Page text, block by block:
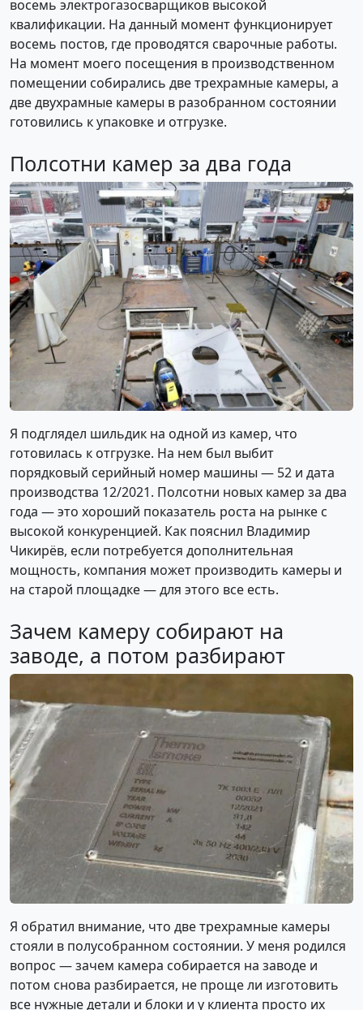
восемь электрогазосварщиков высокой
квалификации. На данный момент функционирует
восемь постов, где проводятся сварочные работы.
На момент моего посещения в производственном
помещении собирались две трехрамные камеры, а
две двухрамные камеры в разобранном состоянии
готовились к упаковке и отгрузке.
Полсотни камер за два года
Я подглядел шильдик на одной из камер, что
готовилась к отгрузке. На нем был выбит
порядковый серийный номер машины — 52 и дата
производства 12/2021. Полсотни новых камер за два
года — это хороший показатель роста на рынке с
высокой конкуренцией. Как пояснил Владимир
Чикирёв, если потребуется дополнительная
мощность, компания может производить камеры и
на старой площадке — для этого все есть.
Зачем камеру собирают на
заводе, а потом разбирают
Я обратил внимание, что две трехрамные камеры
стояли в полусобранном состоянии. У меня родился
вопрос — зачем камера собирается на заводе и
потом снова разбирается, не проще ли изготовить
все нужные детали и блоки и у клиента просто их